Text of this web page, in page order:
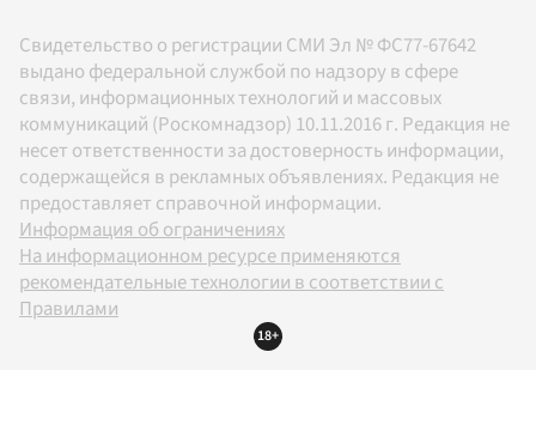
Свидетельство о регистрации СМИ Эл № ФС77-67642
выдано федеральной службой по надзору в сфере
связи, информационных технологий и массовых
коммуникаций (Роскомнадзор) 10.11.2016 г. Редакция не
несет ответственности за достоверность информации,
содержащейся в рекламных объявлениях. Редакция не
предоставляет справочной информации.
Информация об ограничениях
На информационном ресурсе применяются
рекомендательные технологии в соответствии с
Правилами
18+